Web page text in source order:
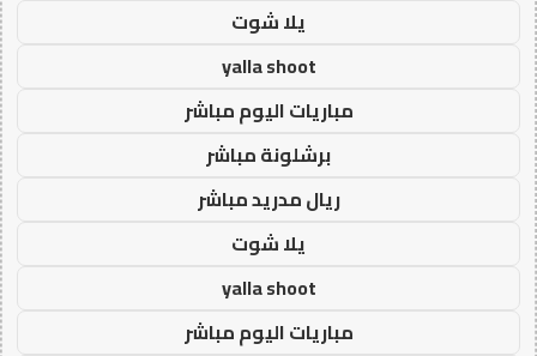
يلا شوت
yalla shoot
مباريات اليوم مباشر
برشلونة مباشر
ريال مدريد مباشر
يلا شوت
yalla shoot
مباريات اليوم مباشر